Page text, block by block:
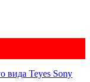
вида Teyes Sony